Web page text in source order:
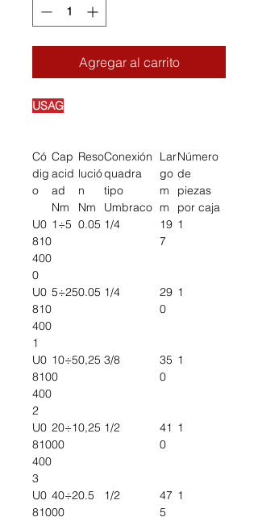
Agregar al carrito
USAG
Có
dig
o
Cap
acid
ad
Nm
Reso
lució
n
Nm
Conexión
quadra
tipo
Umbraco
Lar
go
m
m
Número
de
piezas
por caja
U0
810
400
0
1÷5 0.05 1/4
19
7
1
U0
810
400
1
5÷250.05 1/4
29
0
1
U0
810
400
2
10÷5
0
0,25 3/8
35
0
1
U0
810
400
3
20÷1
00
0,25 1/2
41
0
1
U0
810
40÷2
00
0.5 1/2
47
5
1